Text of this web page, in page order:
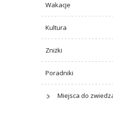
Wakacje
Kultura
Zniżki
Poradniki
Miejsca do